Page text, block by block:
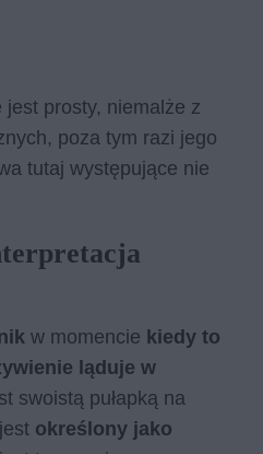
prosty, niemalże z
poza tym razi jego
tutaj występujące nie
w momencie kiedy to
ląduje w
swoistą pułapką na
określony jako